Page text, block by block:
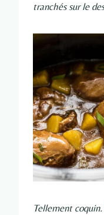
tranchés sur le
Tellement coquin.